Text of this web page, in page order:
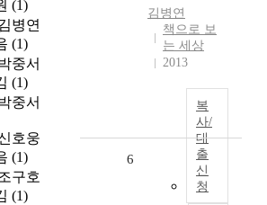
(1)
병연
(1)
중서
(1)
중서
호웅
(1)
구호
(1)
김병연
책으로 보
는 세상
2013
복
사/
대
출
신
청
6